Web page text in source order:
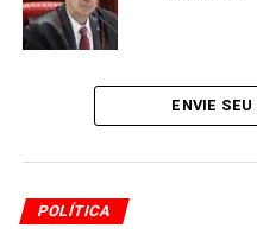
Paulinho da Força reforçou
criar uma regra aplicável
aprovado, o projeto poderá
ENVIE
POLÍTICA